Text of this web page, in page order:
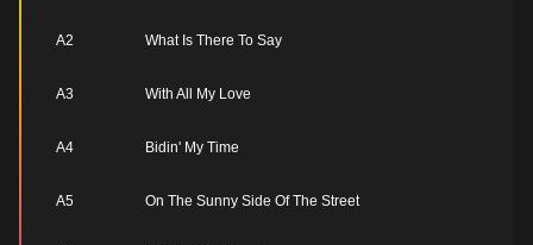
A2 What Is There To Say
A3 With All My Love
A4 Bidin' My Time
A5 On The Sunny Side Of The Street